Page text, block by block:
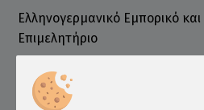
Ελληνογερμανικό Εμπορικό
Επιμελητήριο
Πληροφορίες